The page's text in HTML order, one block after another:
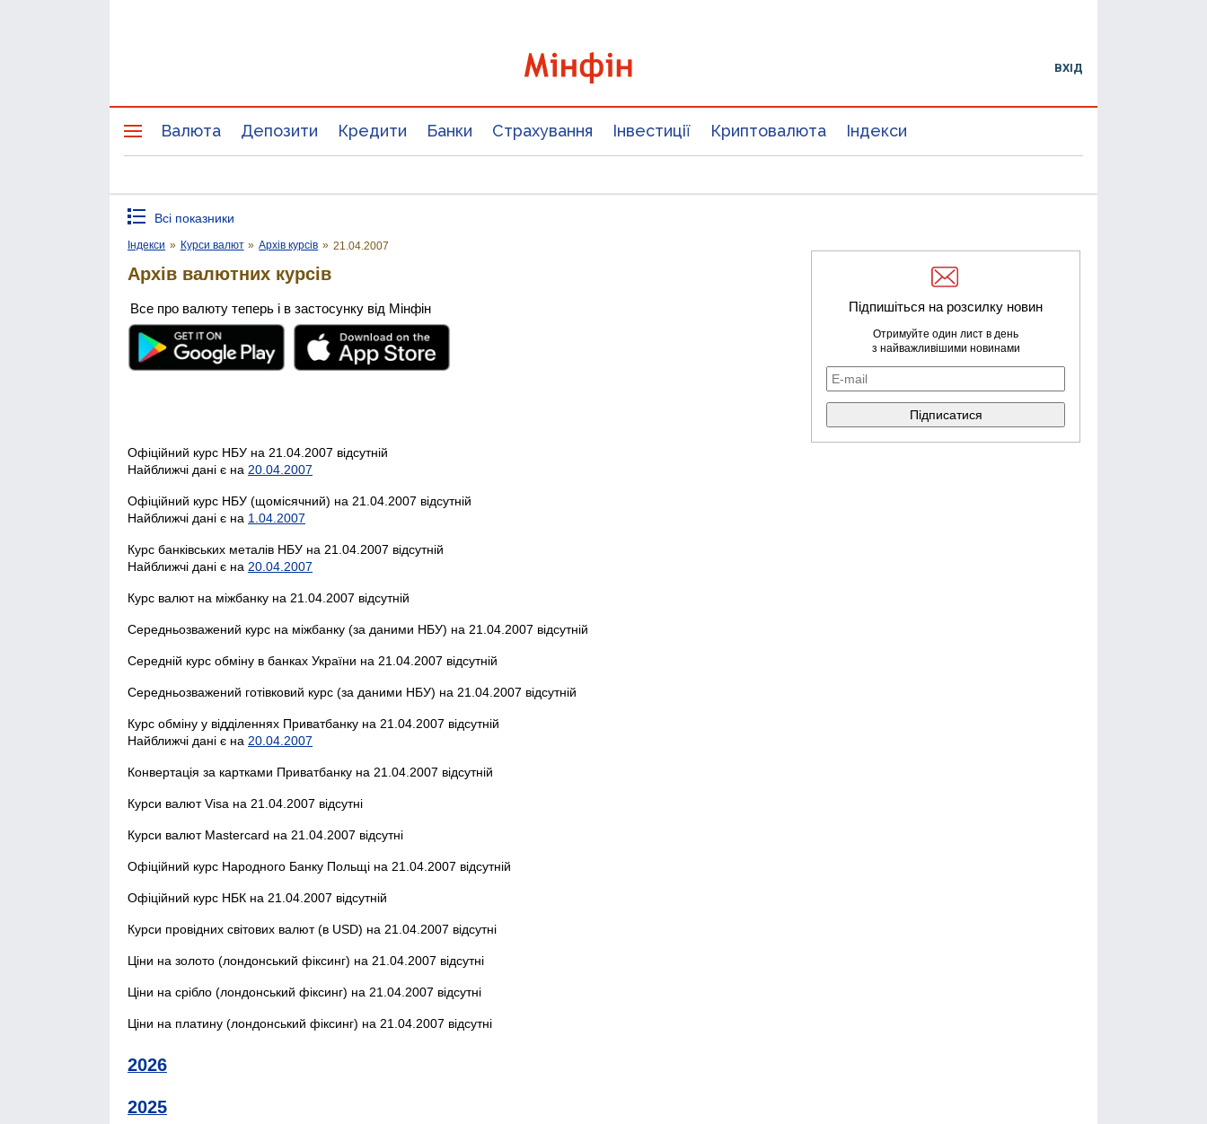
ВХІД
Валюта Депозити Кредити Банки Страхування Інвестиції Криптовалюта Індекси
Всі показники
Індекси » Курси валют » Архів курсів » 21.04.2007
Архів валютних курсів
Все про валюту теперь і в застосунку від Мінфін
Офіційний курс НБУ на 21.04.2007 відсутній
Найближчі дані є на 20.04.2007
Офіційний курс НБУ (щомісячний) на 21.04.2007 відсутній
Найближчі дані є на 1.04.2007
Курс банківських металів НБУ на 21.04.2007 відсутній
Найближчі дані є на 20.04.2007
Курс валют на міжбанку на 21.04.2007 відсутній
Середньозважений курс на міжбанку (за даними НБУ) на 21.04.2007 відсутній
Середній курс обміну в банках України на 21.04.2007 відсутній
Середньозважений готівковий курс (за даними НБУ) на 21.04.2007 відсутній
Курс обміну у відділеннях Приватбанку на 21.04.2007 відсутній
Найближчі дані є на 20.04.2007
Конвертація за картками Приватбанку на 21.04.2007 відсутній
Курси валют Visa на 21.04.2007 відсутні
Курси валют Mastercard на 21.04.2007 відсутні
Офіційний курс Народного Банку Польщі на 21.04.2007 відсутній
Офіційний курс НБК на 21.04.2007 відсутній
Курси провідних світових валют (в USD) на 21.04.2007 відсутні
Ціни на золото (лондонський фіксинг) на 21.04.2007 відсутні
Ціни на срібло (лондонський фіксинг) на 21.04.2007 відсутні
Ціни на платину (лондонський фіксинг) на 21.04.2007 відсутні
2026
2025
Підпишіться на розсилку новин
Отримуйте один лист в день
з найважливішими новинами